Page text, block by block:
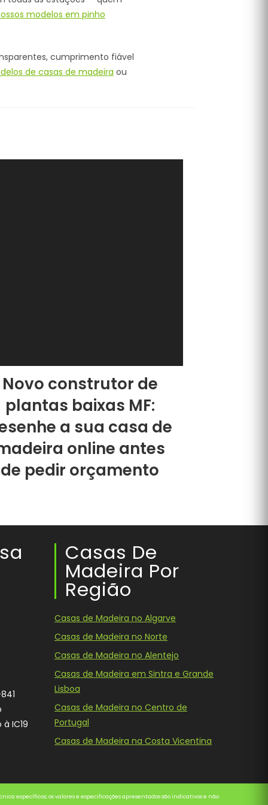
modelos em pinho
cumprimento fiável
de casas de madeira ou
Novo construtor de
plantas baixas MF:
a sua casa de
online antes
de pedir orçamento
IC19
Casas De
Madeira Por
Região
Casas de Madeira no Algarve
Casas de Madeira no Norte
Casas de Madeira no Alentejo
Casas de Madeira em Sintra e Grande
Lisboa
Casas de Madeira no Centro de
Portugal
Casas de Madeira na Costa Vicentina
específicos; os valores e especificações apresentados são indicativos e não